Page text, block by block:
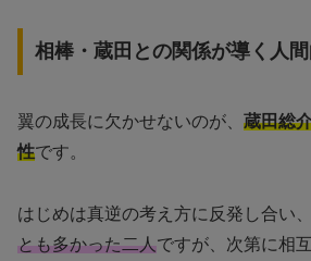
相棒・蔵田との関係が導く人
翼の成長に欠かせないのが、 蔵田総
性です。
はじめは真逆の考え方に反発し合い、
とも多かった二人ですが、次第に相